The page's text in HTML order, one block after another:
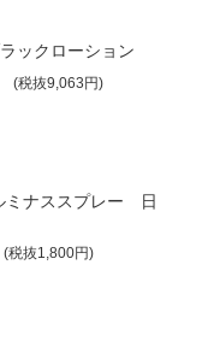
ックローション
(税抜9,063円)
ミナススプレー 日
(税抜1,800円)